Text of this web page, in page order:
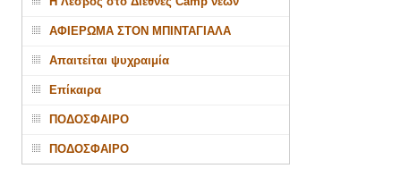
ΑΦΙΕΡΩΜΑ ΣΤΟΝ ΜΠΙΝΤΑΓΙΑΛΑ
Απαιτείται ψυχραιμία
Επίκαιρα
ΠΟΔΟΣΦΑΙΡΟ
ΠΟΔΟΣΦΑΙΡΟ